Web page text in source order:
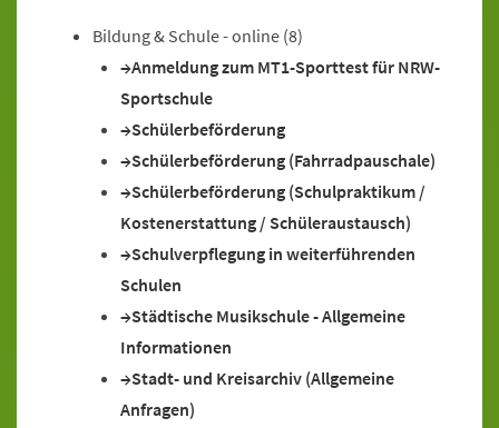
Bildung & Schule - online (8)
Anmeldung zum MT1-Sporttest für NRW-
Sportschule
Schülerbeförderung
Schülerbeförderung (Fahrradpauschale)
Schülerbeförderung (Schulpraktikum /
Kostenerstattung / Schüleraustausch)
Schulverpflegung in weiterführenden
Schulen
Städtische Musikschule - Allgemeine
Informationen
Stadt- und Kreisarchiv (Allgemeine
Anfragen)